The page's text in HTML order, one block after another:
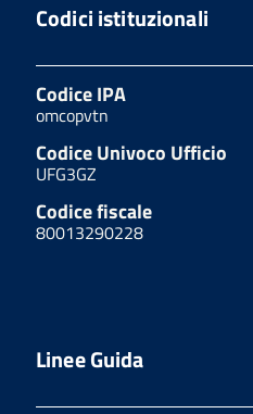
Codici istituzionali
Codice IPA
omcopvtn
Codice Univoco Ufficio
UFG3GZ
Codice fiscale
80013290228
Linee Guida